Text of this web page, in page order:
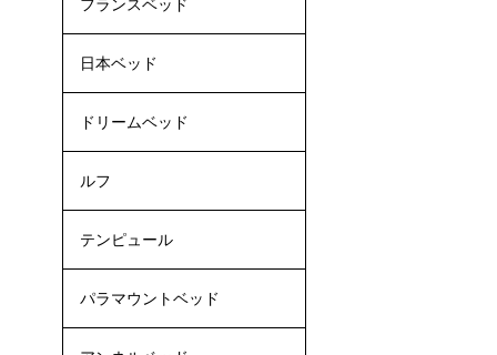
フランスベッド
日本ベッド
ドリームベッド
ルフ
テンピュール
パラマウントベッド